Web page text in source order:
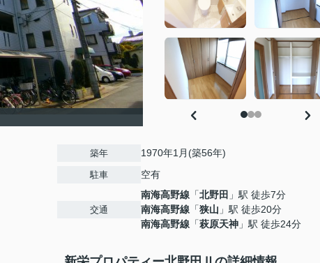
築年 1970年1月(築56年)
駐車 空有
交通
南海高野線 「北野田 」駅 徒歩7分
南海高野線 「狭山 」駅 徒歩20分
南海高野線 「萩原天神 」駅 徒歩24分